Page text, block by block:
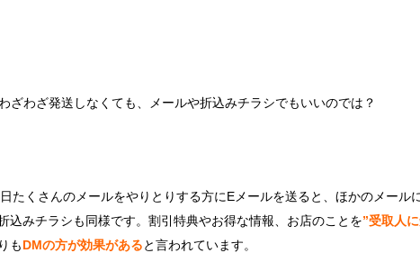
ざわざ発送しなくても、メールや折込みチラシでもいいのでは？
たくさんのメールをやりとりする方にEメールを送ると、ほかのメール
込みチラシも同様です。割引特典やお得な情報、お店のことを”受取人
もDMの方が効果があると言われています。